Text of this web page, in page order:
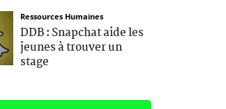
Ressources Humaines
DDB : Snapchat aide les
jeunes à trouver un
stage